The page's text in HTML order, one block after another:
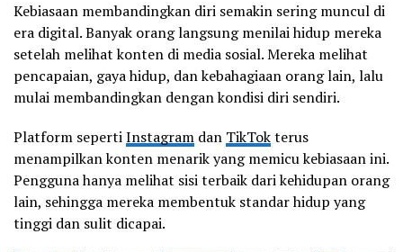
Kebiasaan membandingkan diri semakin sering muncul di
era digital. Banyak orang langsung menilai hidup mereka
setelah melihat konten di media sosial. Mereka melihat
pencapaian, gaya hidup, dan kebahagiaan orang lain, lalu
mulai membandingkan dengan kondisi diri sendiri.
Platform sepertiInstagram dan TikTokterus
menampilkan konten menarik yang memicu kebiasaan ini.
Pengguna hanya melihat sisi terbaik dari kehidupan orang
lain, sehingga mereka membentuk standar hidup yang
tinggi dan sulit dicapai.